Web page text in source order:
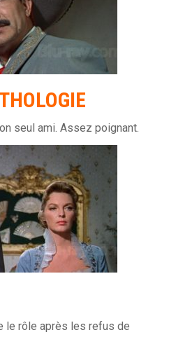
seul ami. Assez poignant.
le rôle après les refus de